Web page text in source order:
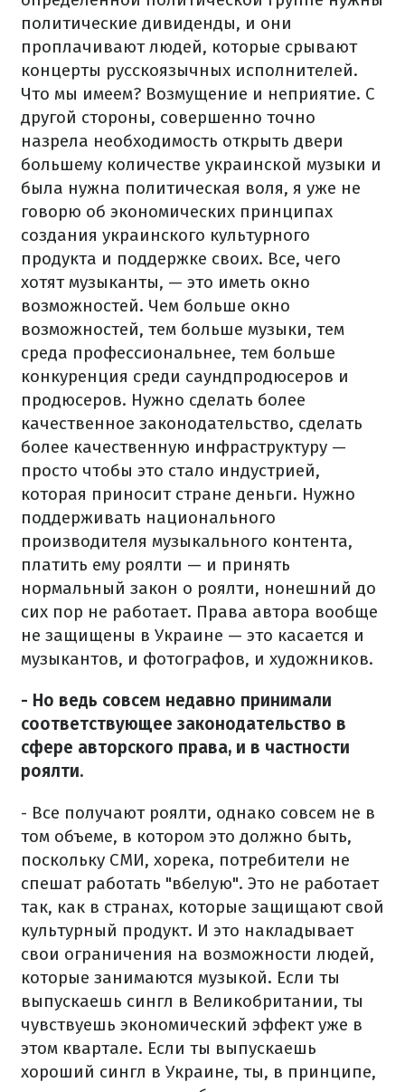
политические дивиденды, и они
проплачивают людей, которые срывают
концерты русскоязычных исполнителей.
Что мы имеем? Возмущение и неприятие. С
другой стороны, совершенно точно
назрела необходимость открыть двери
большему количестве украинской музыки и
была нужна политическая воля, я уже не
говорю об экономических принципах
создания украинского культурного
продукта и поддержке своих. Все, чего
хотят музыканты, — это иметь окно
возможностей. Чем больше окно
возможностей, тем больше музыки, тем
среда профессиональнее, тем больше
конкуренция среди саундпродюсеров и
продюсеров. Нужно сделать более
качественное законодательство, сделать
более качественную инфраструктуру —
просто чтобы это стало индустрией,
которая приносит стране деньги. Нужно
поддерживать национального
производителя музыкального контента,
платить ему роялти — и принять
нормальный закон о роялти, нонешний до
сих пор не работает. Права автора вообще
не защищены в Украине — это касается и
музыкантов, и фотографов, и художников.
- Но ведь совсем недавно принимали
соответствующее законодательство в
сфере авторского права, и в частности
роялти.
- Все получают роялти, однако совсем не в
том объеме, в котором это должно быть,
поскольку СМИ, хорека, потребители не
спешат работать "вбелую". Это не работает
так, как в странах, которые защищают свой
культурный продукт. И это накладывает
свои ограничения на возможности людей,
которые занимаются музыкой. Если ты
выпускаешь сингл в Великобритании, ты
чувствуешь экономический эффект уже в
этом квартале. Если ты выпускаешь
хороший сингл в Украине, ты, в принципе,